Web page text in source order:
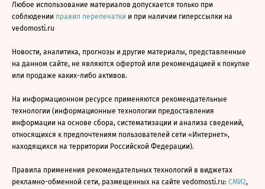
Любое использование материалов допускается только при
соблюдении правил перепечатки и при наличии гиперссылки на
vedomosti.ru
Новости, аналитика, прогнозы и другие материалы, представленные
на данном сайте, не являются офертой или рекомендацией к покупке
или продаже каких-либо активов.
На информационном ресурсе применяются рекомендательные
технологии (информационные технологии предоставления
информации на основе сбора, систематизации и анализа сведений,
относящихся к предпочтениям пользователей сети «Интернет»,
находящихся на территории Российской Федерации).
Правила применения рекомендательных технологий в виджетах
рекламно-обменной сети, размещенных на сайте vedomosti.ru: СМИ2,